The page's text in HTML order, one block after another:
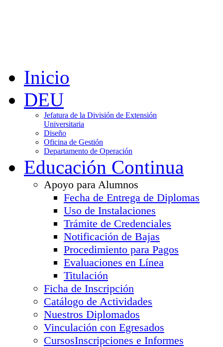
Inicio
DEU
Jefatura de la División de Extensión
Universitaria
Diseño
Oficina de Gestión
Departamento de Operación
Educación Continua
Apoyo para Alumnos
Fecha de Entrega de Diplomas
Uso de Instalaciones
Trámite de Credenciales
Notificación de Bajas
Procedimiento para Pagos
Evaluaciones en Línea
Titulación
Ficha de Inscripción
Catálogo de Actividades
Nuestros Diplomados
Vinculación con Egresados
CursosInscripciones e Informes